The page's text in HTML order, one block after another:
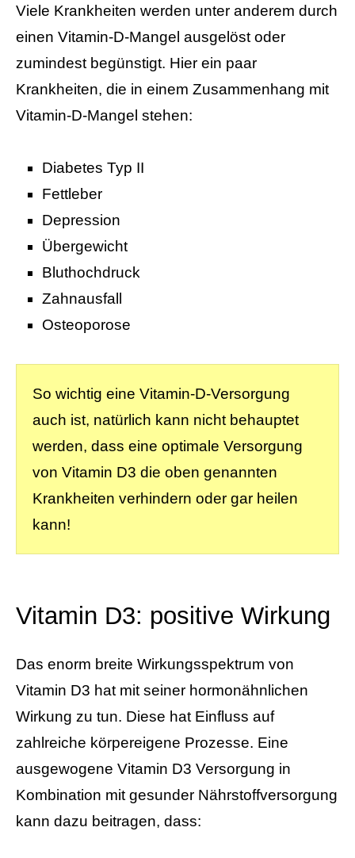
Viele Krankheiten werden unter anderem durch
einen Vitamin-D-Mangel ausgelöst oder
zumindest begünstigt. Hier ein paar
Krankheiten, die in einem Zusammenhang mit
Vitamin-D-Mangel stehen:
Diabetes Typ II
Fettleber
Depression
Übergewicht
Bluthochdruck
Zahnausfall
Osteoporose
So wichtig eine Vitamin-D-Versorgung
auch ist, natürlich kann nicht behauptet
werden, dass eine optimale Versorgung
von Vitamin D3 die oben genannten
Krankheiten verhindern oder gar heilen
kann!
Vitamin D3: positive Wirkung
Das enorm breite Wirkungsspektrum von
Vitamin D3 hat mit seiner hormonähnlichen
Wirkung zu tun. Diese hat Einfluss auf
zahlreiche körpereigene Prozesse. Eine
ausgewogene Vitamin D3 Versorgung in
Kombination mit gesunder Nährstoffversorgung
kann dazu beitragen, dass: